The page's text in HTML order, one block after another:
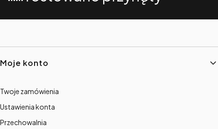
Linki w stopce
Moje konto
Twoje zamówienia
Ustawienia konta
Przechowalnia